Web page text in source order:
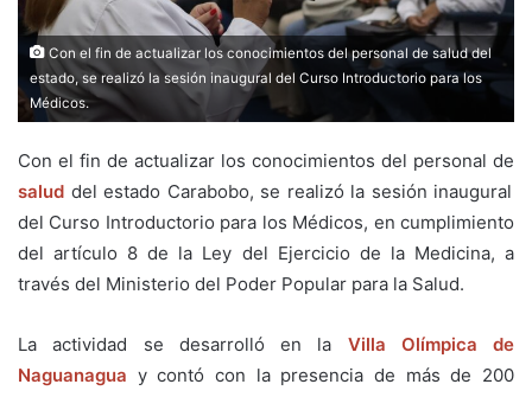
Con el fin de actualizar los conocimientos del personal de salud del
estado, se realizó la sesión inaugural del Curso Introductorio para los
Médicos.
Con el fin de actualizar los conocimientos del personal de
salud del estado Carabobo, se realizó la sesión inaugural
del Curso Introductorio para los Médicos, en cumplimiento
del artículo 8 de la Ley del Ejercicio de la Medicina, a
través del Ministerio del Poder Popular para la Salud.
La actividad se desarrolló en la
Villa Olímpica de
Naguanagua y contó con la presencia de más de 200